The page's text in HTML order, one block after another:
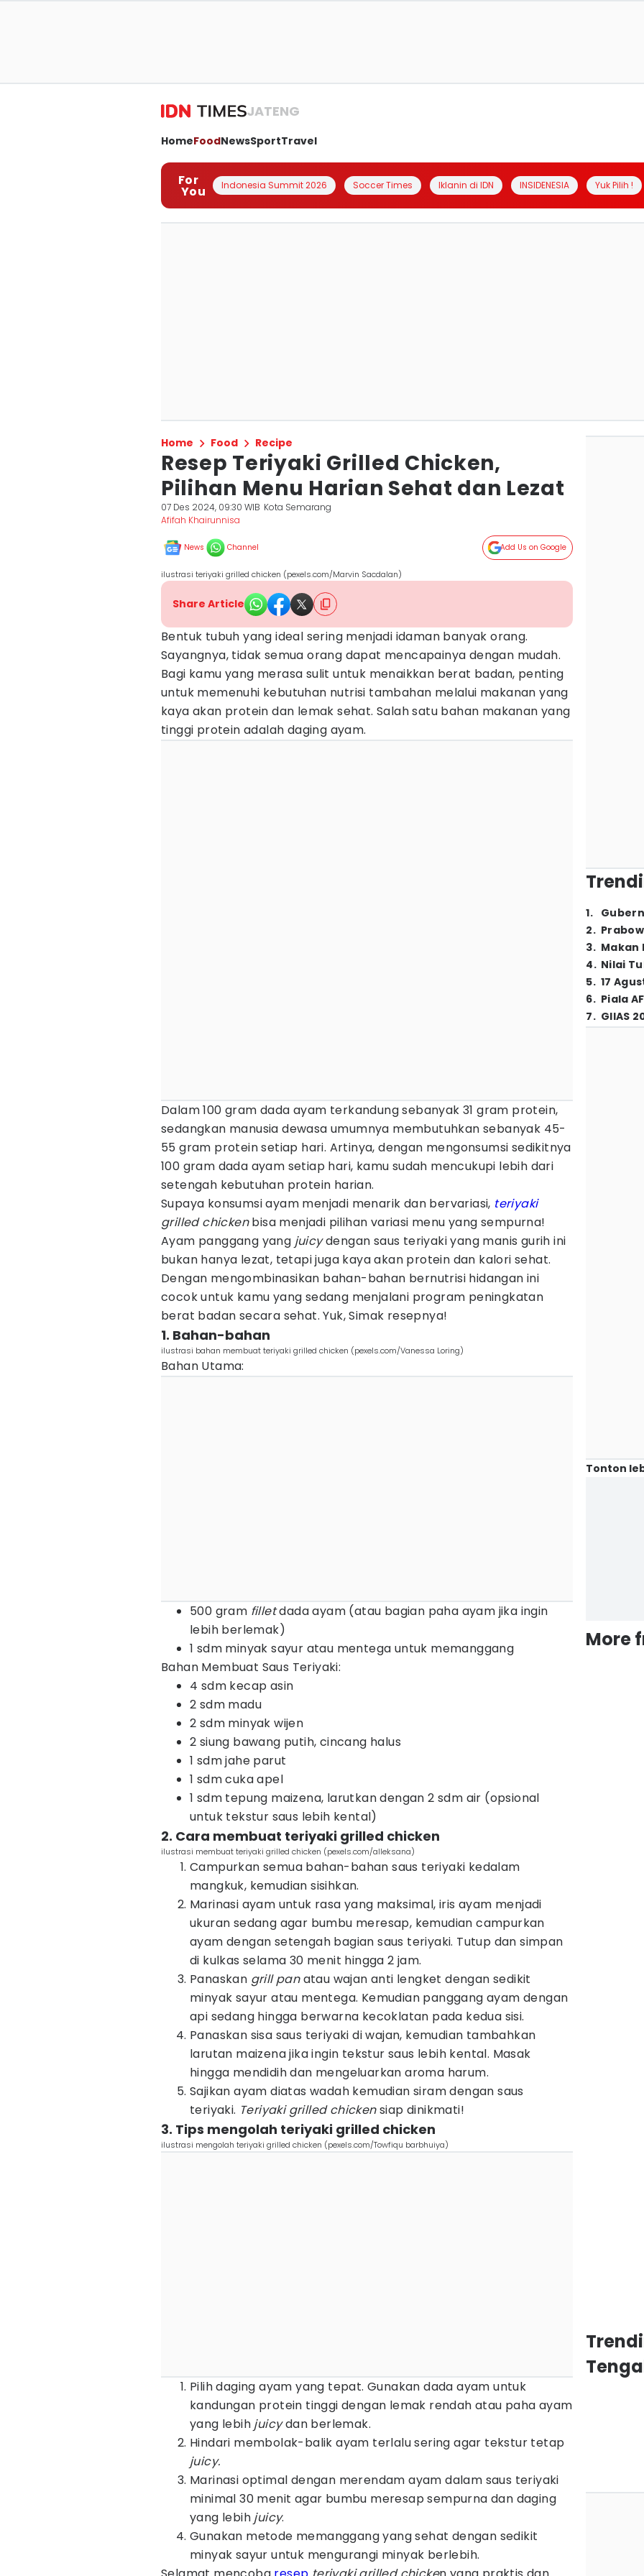
JATENG
HomeFoodNewsSportTravel
For
You Indonesia Summit 2026 Soccer Times Iklanin di IDN INSIDENESIA Yuk Pilih !
Home Food Recipe
Resep Teriyaki Grilled Chicken,
Pilihan Menu Harian Sehat dan Lezat
07 Des 2024, 09:30 WIB Kota Semarang
Afifah Khairunnisa
News Channel Add Us on Google
ilustrasi teriyaki grilled chicken (pexels.com/Marvin Sacdalan)
Share Article
Bentuk tubuh yang ideal sering menjadi idaman banyak orang.
Sayangnya, tidak semua orang dapat mencapainya dengan mudah.
Bagi kamu yang merasa sulit untuk menaikkan berat badan, penting
untuk memenuhi kebutuhan nutrisi tambahan melalui makanan yang
kaya akan protein dan lemak sehat. Salah satu bahan makanan yang
tinggi protein adalah daging ayam.
Dalam 100 gram dada ayam terkandung sebanyak 31 gram protein,
sedangkan manusia dewasa umumnya membutuhkan sebanyak 45-
55 gram protein setiap hari. Artinya, dengan mengonsumsi sedikitnya
100 gram dada ayam setiap hari, kamu sudah mencukupi lebih dari
setengah kebutuhan protein harian.
Supaya konsumsi ayam menjadi menarik dan bervariasi, teriyaki
grilled chickenbisa menjadi pilihan variasi menu yang sempurna!
Ayam panggang yang juicydengan saus teriyaki yang manis gurih ini
bukan hanya lezat, tetapi juga kaya akan protein dan kalori sehat.
Dengan mengombinasikan bahan-bahan bernutrisi hidangan ini
cocok untuk kamu yang sedang menjalani program peningkatan
berat badan secara sehat. Yuk, Simak resepnya!
1. Bahan-bahan
ilustrasi bahan membuat teriyaki grilled chicken (pexels.com/Vanessa Loring)
Bahan Utama:
500 gram filletdada ayam (atau bagian paha ayam jika ingin
lebih berlemak)
1 sdm minyak sayur atau mentega untuk memanggang
Bahan Membuat Saus Teriyaki:
4 sdm kecap asin
2 sdm madu
2 sdm minyak wijen
2 siung bawang putih, cincang halus
1 sdm jahe parut
1 sdm cuka apel
1 sdm tepung maizena, larutkan dengan 2 sdm air (opsional
untuk tekstur saus lebih kental)
2. Cara membuat teriyaki grilled chicken
ilustrasi membuat teriyaki grilled chicken (pexels.com/alleksana)
Campurkan semua bahan-bahan saus teriyaki kedalam
mangkuk, kemudian sisihkan.
Marinasi ayam untuk rasa yang maksimal, iris ayam menjadi
ukuran sedang agar bumbu meresap, kemudian campurkan
ayam dengan setengah bagian saus teriyaki. Tutup dan simpan
di kulkas selama 30 menit hingga 2 jam.
Panaskan grill panatau wajan anti lengket dengan sedikit
minyak sayur atau mentega. Kemudian panggang ayam dengan
api sedang hingga berwarna kecoklatan pada kedua sisi.
Panaskan sisa saus teriyaki di wajan, kemudian tambahkan
larutan maizena jika ingin tekstur saus lebih kental. Masak
hingga mendidih dan mengeluarkan aroma harum.
Sajikan ayam diatas wadah kemudian siram dengan saus
teriyaki. Teriyaki grilled chickensiap dinikmati!
3. Tips mengolah teriyaki grilled chicken
ilustrasi mengolah teriyaki grilled chicken (pexels.com/Towfiqu barbhuiya)
Pilih daging ayam yang tepat. Gunakan dada ayam untuk
kandungan protein tinggi dengan lemak rendah atau paha ayam
yang lebih juicydan berlemak.
Hindari membolak-balik ayam terlalu sering agar tekstur tetap
juicy.
Marinasi optimal dengan merendam ayam dalam saus teriyaki
minimal 30 menit agar bumbu meresap sempurna dan daging
yang lebih juicy.
Gunakan metode memanggang yang sehat dengan sedikit
minyak sayur untuk mengurangi minyak berlebih.
1.
2.
3. Makan
4. Nilai
5. 17
6. Piala
7. GIIAS
Tonton
More